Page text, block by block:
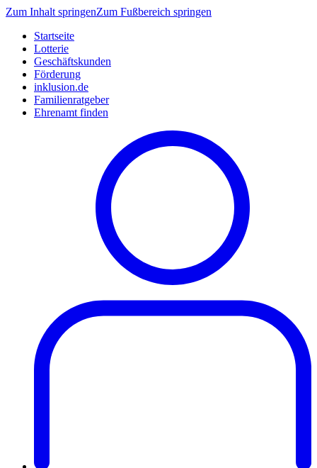
Zum Inhalt springenZum Fußbereich springen
Startseite
Lotterie
Geschäftskunden
Förderung
inklusion.de
Familienratgeber
Ehrenamt finden